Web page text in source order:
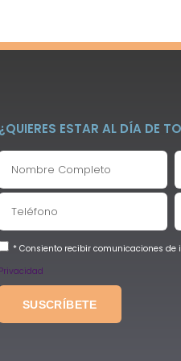
¿QUIERES ESTAR AL DÍA DE
* Consiento recibir comunicaciones de
Privacidad
SUSCRÍBETE